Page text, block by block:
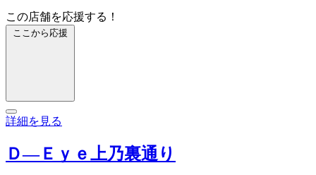
この店舗を応援する！
ここから応援
詳細を見る
Ｄ―Ｅｙｅ上乃裏通り